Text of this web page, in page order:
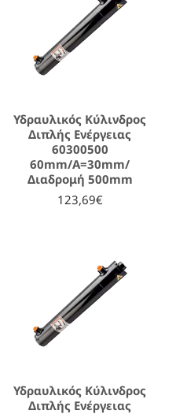
Υδραυλικός Κύλινδρος
Διπλής Ενέργειας
60300500
60mm/A=30mm/
Διαδρομή 500mm
123,69€
Υδραυλικός Κύλινδρος
Διπλής Ενέργειας